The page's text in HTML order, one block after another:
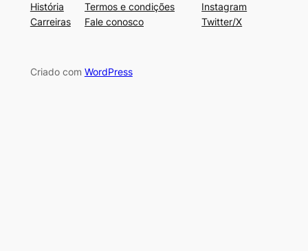
História
Carreiras
Termos e condições
Fale conosco
Instagram
Twitter/X
Criado com WordPress